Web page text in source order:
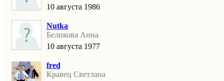
10 августа 1986
Nutka
Беликова Анна
10 августа 1977
fred
Кравец Светлана